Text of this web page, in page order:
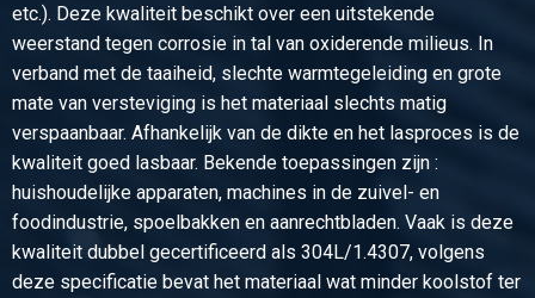
Stuks gewicht in kg
Bruto prijs
Selecteer
Artikelnummer
2460-0431-252515
Omschrijving
Rvs 1.4404(316L) HF gel vierkante buis 25x25x1,5
hoogglans gepolijst
etc.). Deze kwaliteit beschikt over een uitstekende
weerstand tegen corrosie in tal van oxiderende milieus. In
verband met de taaiheid, slechte warmtegeleiding en grote
mate van versteviging is het materiaal slechts matig
verspaanbaar. Afhankelijk van de dikte en het lasproces is de
kwaliteit goed lasbaar. Bekende toepassingen zijn :
huishoudelijke apparaten, machines in de zuivel- en
foodindustrie, spoelbakken en aanrechtbladen. Vaak is deze
kwaliteit dubbel gecertificeerd als 304L/1.4307, volgens
deze specificatie bevat het materiaal wat minder koolstof ter